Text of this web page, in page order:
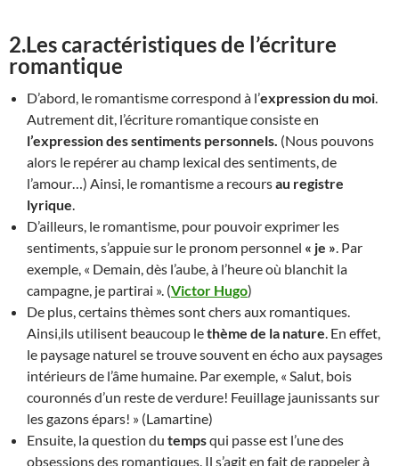
2.Les caractéristiques de l’écriture
romantique
D’abord, le romantisme correspond à l’expression du moi.
Autrement dit, l’écriture romantique consiste en
l’expression des sentiments personnels. (Nous pouvons
alors le repérer au champ lexical des sentiments, de
l’amour…) Ainsi, le romantisme a recoursau registre
lyrique.
D’ailleurs, le romantisme, pour pouvoir exprimer les
sentiments, s’appuie sur le pronom personnel « je ». Par
exemple, « Demain, dès l’aube, à l’heure où blanchit la
campagne, je partirai ». (Victor Hugo)
De plus, certains thèmes sont chers aux romantiques.
Ainsi,ils utilisent beaucoup lethème de la nature. En effet,
le paysage naturel se trouve souvent en écho aux paysages
intérieurs de l’âme humaine. Par exemple, « Salut, bois
couronnés d’un reste de verdure! Feuillage jaunissants sur
les gazons épars! » (Lamartine)
Ensuite, la question du tempsqui passe est l’une des
obsessions des romantiques. Il s’agit en fait de rappeler à